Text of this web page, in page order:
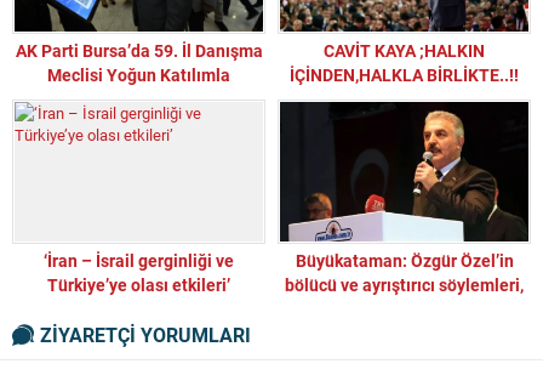
AK Parti Bursa’da 59. İl Danışma
Meclisi Yoğun Katılımla
Gerçekleştirildi
CAVİT KAYA ;HALKIN
İÇİNDEN,HALKLA BİRLİKTE..!!
‘İran – İsrail gerginliği ve
Türkiye’ye olası etkileri’
Büyükataman: Özgür Özel’in
bölücü ve ayrıştırıcı söylemleri,
ZİYARETÇİ YORUMLARI